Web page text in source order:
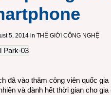
5, 2014 in THẾ GIỚI CÔNG NGHỆ
đã vào thăm công viên quốc
và dành hết thời gian cho